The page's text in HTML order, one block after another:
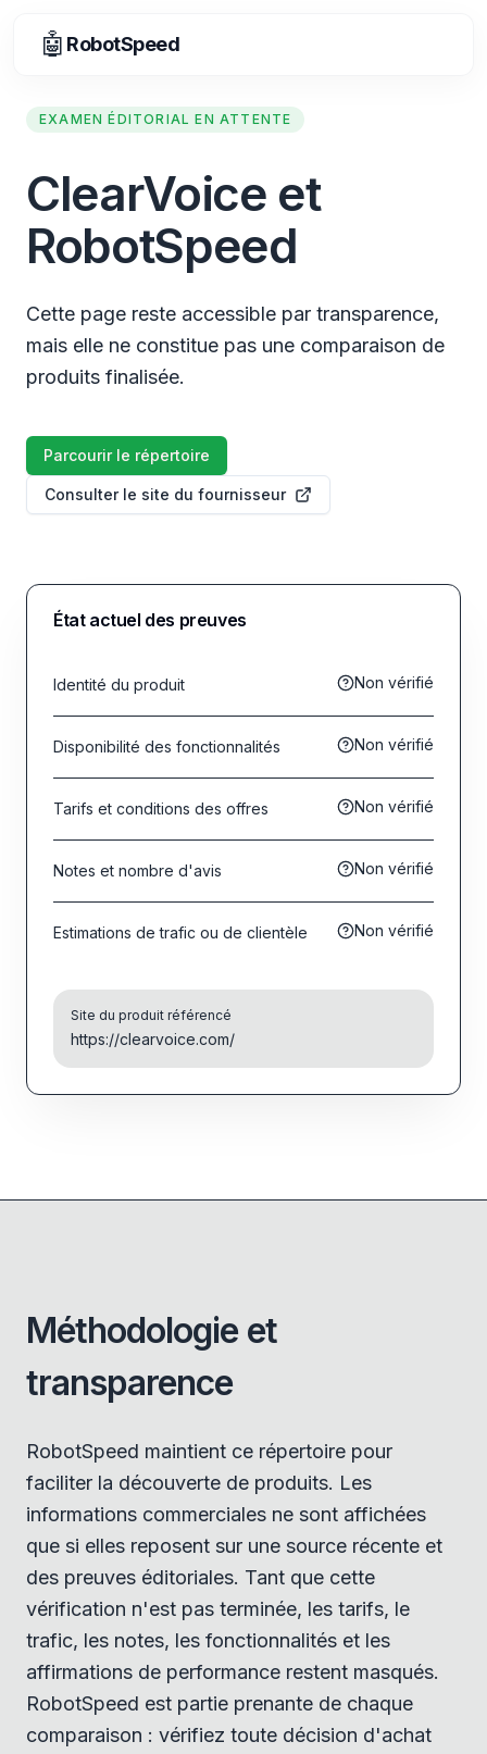
🤖 RobotSpeed
EXAMEN ÉDITORIAL EN ATTENTE
ClearVoice et
RobotSpeed
Cette page reste accessible par transparence,
mais elle ne constitue pas une comparaison de
produits finalisée.
Parcourir le répertoire
Consulter le site du fournisseur
État actuel des preuves
Identité du produit Non vérifié
Disponibilité des fonctionnalités Non vérifié
Tarifs et conditions des offres Non vérifié
Notes et nombre d'avis Non vérifié
Estimations de trafic ou de clientèle Non vérifié
Site du produit référencé
https://clearvoice.com/
Méthodologie et
transparence
RobotSpeed maintient ce répertoire pour
faciliter la découverte de produits. Les
informations commerciales ne sont affichées
que si elles reposent sur une source récente et
des preuves éditoriales. Tant que cette
vérification n'est pas terminée, les tarifs, le
trafic, les notes, les fonctionnalités et les
affirmations de performance restent masqués.
RobotSpeed est partie prenante de chaque
comparaison : vérifiez toute décision d'achat